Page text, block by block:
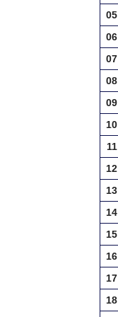
05
06
07
08
09
10
11
12
13
14
15
16
17
18